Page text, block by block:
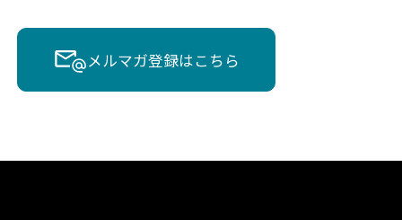
メルマガ登録はこちら